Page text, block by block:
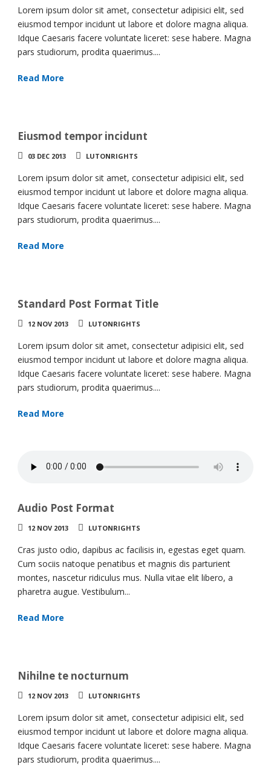
Lorem ipsum dolor sit amet, consectetur adipisici elit, sed
eiusmod tempor incidunt ut labore et dolore magna aliqua.
Idque Caesaris facere voluntate liceret: sese habere. Magna
pars studiorum, prodita quaerimus....
Read More
Eiusmod tempor incidunt
03 DEC 2013 LUTONRIGHTS
Lorem ipsum dolor sit amet, consectetur adipisici elit, sed
eiusmod tempor incidunt ut labore et dolore magna aliqua.
Idque Caesaris facere voluntate liceret: sese habere. Magna
pars studiorum, prodita quaerimus....
Read More
Standard Post Format Title
12 NOV 2013 LUTONRIGHTS
Lorem ipsum dolor sit amet, consectetur adipisici elit, sed
eiusmod tempor incidunt ut labore et dolore magna aliqua.
Idque Caesaris facere voluntate liceret: sese habere. Magna
pars studiorum, prodita quaerimus....
Read More
Audio Post Format
12 NOV 2013 LUTONRIGHTS
Cras justo odio, dapibus ac facilisis in, egestas eget quam.
Cum sociis natoque penatibus et magnis dis parturient
montes, nascetur ridiculus mus. Nulla vitae elit libero, a
pharetra augue. Vestibulum...
Read More
Nihilne te nocturnum
12 NOV 2013 LUTONRIGHTS
Lorem ipsum dolor sit amet, consectetur adipisici elit, sed
eiusmod tempor incidunt ut labore et dolore magna aliqua.
Idque Caesaris facere voluntate liceret: sese habere. Magna
pars studiorum, prodita quaerimus....